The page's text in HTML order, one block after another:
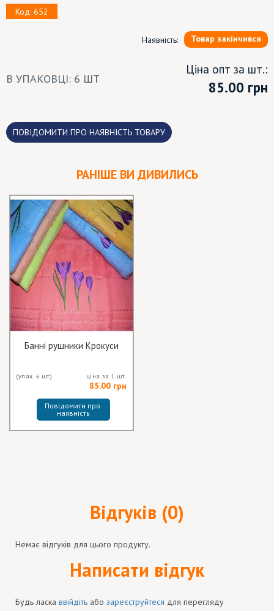
Код: 652
Наявність: Товар закінчився
В УПАКОВЦІ: 6 ШТ
Ціна опт за шт.:
85.00 грн
ПОВІДОМИТИ ПРО НАЯВНІСТЬ ТОВАРУ
РАНІШЕ ВИ ДИВИЛИСЬ
Банні рушники Крокуси
(упак. 6 шт) ціна за 1 шт.
85.00 грн
Повідомити про
наявність
Відгуків (0)
Немає відгуків для цього продукту.
Написати відгук
Будь ласка ввійдіть або зареєструйтеся для перегляду